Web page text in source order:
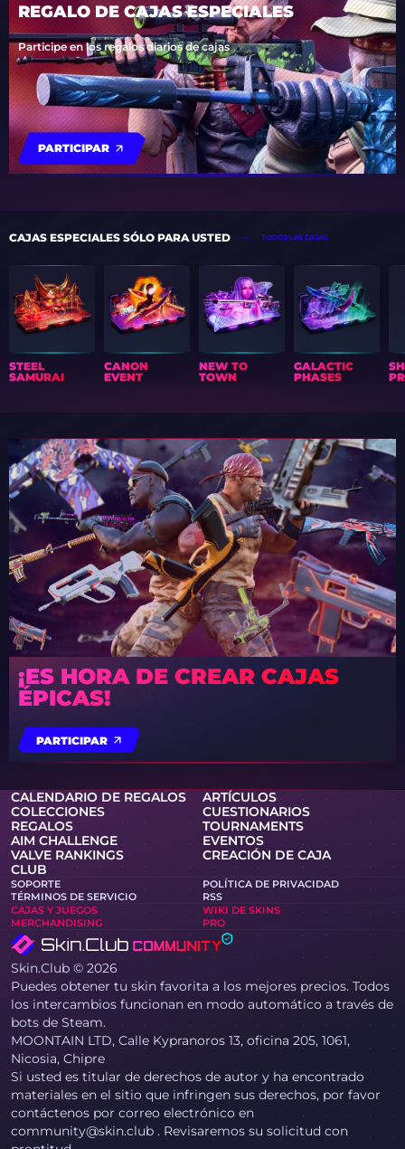
REGALO DE CAJAS ESPECIALES
Participe en los regalos diarios de cajas
PARTICIPAR
CAJAS ESPECIALES SÓLO PARA USTED TODOS LAS CAJAS
STEEL
SAMURAI
CANON
EVENT
NEW TO
TOWN
GALACTIC
PHASES
¡ES HORA DE CREAR CAJAS
ÉPICAS!
PARTICIPAR
CALENDARIO DE REGALOS
ARTÍCULOS
COLECCIONES
CUESTIONARIOS
REGALOS
TOURNAMENTS
AIM CHALLENGE
EVENTOS
VALVE RANKINGS
CREACIÓN DE CAJA
CLUB
SOPORTE
POLÍTICA DE PRIVACIDAD
TÉRMINOS DE SERVICIO
RSS
CAJAS Y JUEGOS
WIKI DE SKINS
MERCHANDISING
PRO
Skin.Club © 2026
Puedes obtener tu skin favorita a los mejores precios. Todos
los intercambios funcionan en modo automático a través de
bots de Steam.
MOONTAIN LTD, Calle Kypranoros 13, oficina 205, 1061,
Nicosia, Chipre
Si usted es titular de derechos de autor y ha encontrado
materiales en el sitio que infringen sus derechos, por favor
contáctenos por correo electrónico en
community@skin.club . Revisaremos su solicitud con